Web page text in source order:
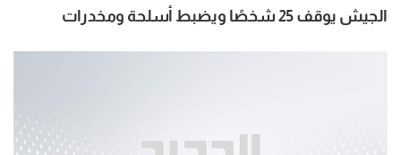
الجيش يوقف 25 شخصًا ويضبط أسلحة ومخدرات